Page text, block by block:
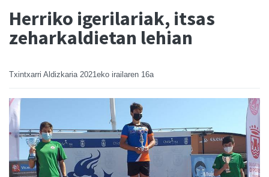
Herriko igerilariak, itsas
zeharkaldietan lehian
Txintxarri Aldizkaria 2021eko irailaren 16a